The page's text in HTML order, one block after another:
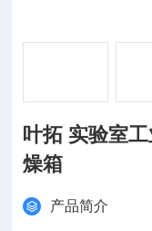
叶拓 实验室
燥箱
产品简介